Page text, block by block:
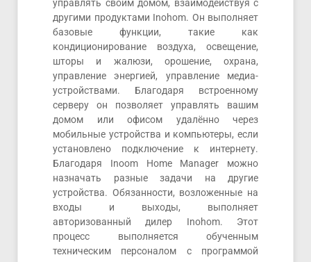
управлять своим домом, взаимодействуя с
другими продуктами Inohom. Он выполняет
базовые функции, такие как
кондиционирование воздуха, освещение,
шторы и жалюзи, орошение, охрана,
управление энергией, управление медиа-
устройствами. Благодаря встроенному
серверу он позволяет управлять вашим
домом или офисом удалённо через
мобильные устройства и компьютеры, если
установлено подключение к интернету.
Благодаря Inoom Home Manager можно
назначать разные задачи на другие
устройства. Обязанности, возложенные на
входы и выходы, выполняет
авторизованный дилер Inohom. Этот
процесс выполняется обученным
техническим персоналом с программой